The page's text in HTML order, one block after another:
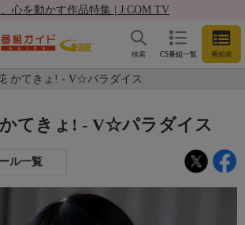
心を動かす作品特集 | J:COM TV
CS番組一覧 番組表
検索
かてきょ! - V☆パラダイス
てきょ! - V☆パラダイス
ル一覧